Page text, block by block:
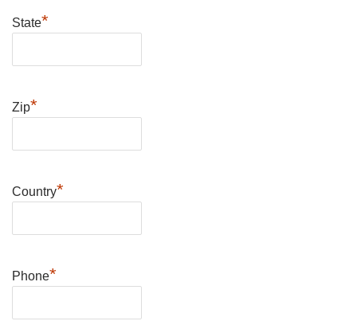
State*
Zip*
Country*
Phone*